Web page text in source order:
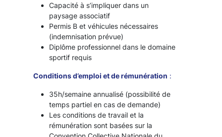
Capacité à s’impliquer dans un
paysage associatif
Permis B et véhicules nécessaires
(indemnisation prévue)
Diplôme professionnel dans le domaine
sportif requis
Conditions d’emploi et de rémunération :
35h/semaine annualisé (possibilité de
temps partiel en cas de demande)
Les conditions de travail et la
rémunération sont basées sur la